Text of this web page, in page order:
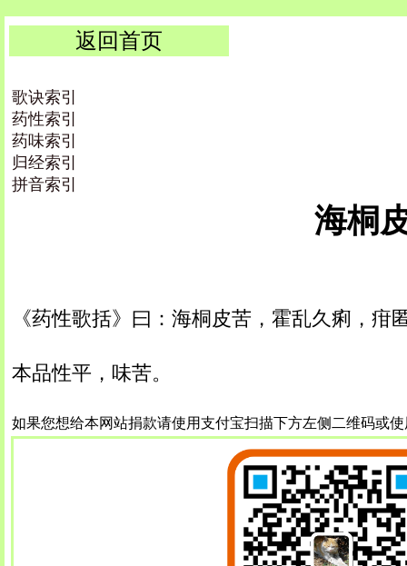
返回首页
歌诀索引
药性索引
药味索引
归经索引
拼音索引
海桐
《药性歌括》曰：海桐皮苦，霍乱久痢，疳
本品性平，味苦。
如果您想给本网站捐款请使用支付宝扫描下方左侧二维码或